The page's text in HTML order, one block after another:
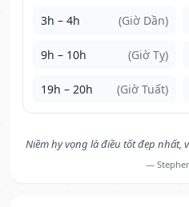
3h – 4h (Giờ Dần)
9h – 10h (Giờ Tỵ)
19h – 20h (Giờ Tuất)
Niềm hy vọng là điều tốt đẹp nhất,
—